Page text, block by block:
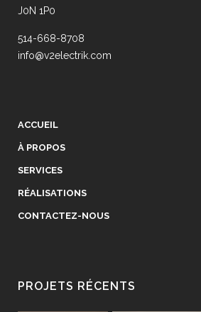
J0N 1P0
514-668-8708
info@v2electrik.com
ACCUEIL
À PROPOS
SERVICES
RÉALISATIONS
CONTACTEZ-NOUS
PROJETS RÉCENTS